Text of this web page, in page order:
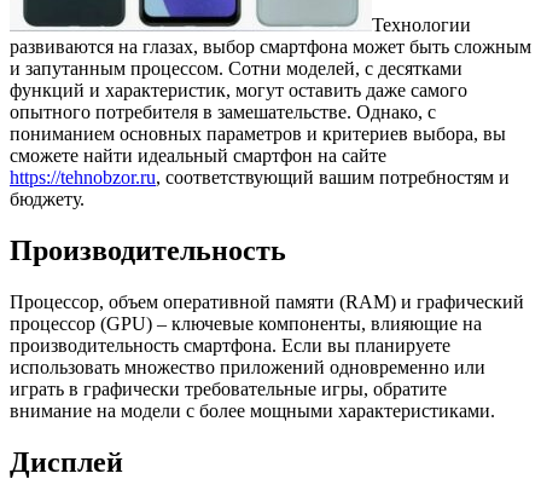
Технологии
развиваются на глазах, выбор смартфона может быть сложным
и запутанным процессом. Сотни моделей, с десятками
функций и характеристик, могут оставить даже самого
опытного потребителя в замешательстве. Однако, с
пониманием основных параметров и критериев выбора, вы
сможете найти идеальный смартфон на сайте
https://tehnobzor.ru, соответствующий вашим потребностям и
бюджету.
Производительность
Процессор, объем оперативной памяти (RAM) и графический
процессор (GPU) – ключевые компоненты, влияющие на
производительность смартфона. Если вы планируете
использовать множество приложений одновременно или
играть в графически требовательные игры, обратите
внимание на модели с более мощными характеристиками.
Дисплей